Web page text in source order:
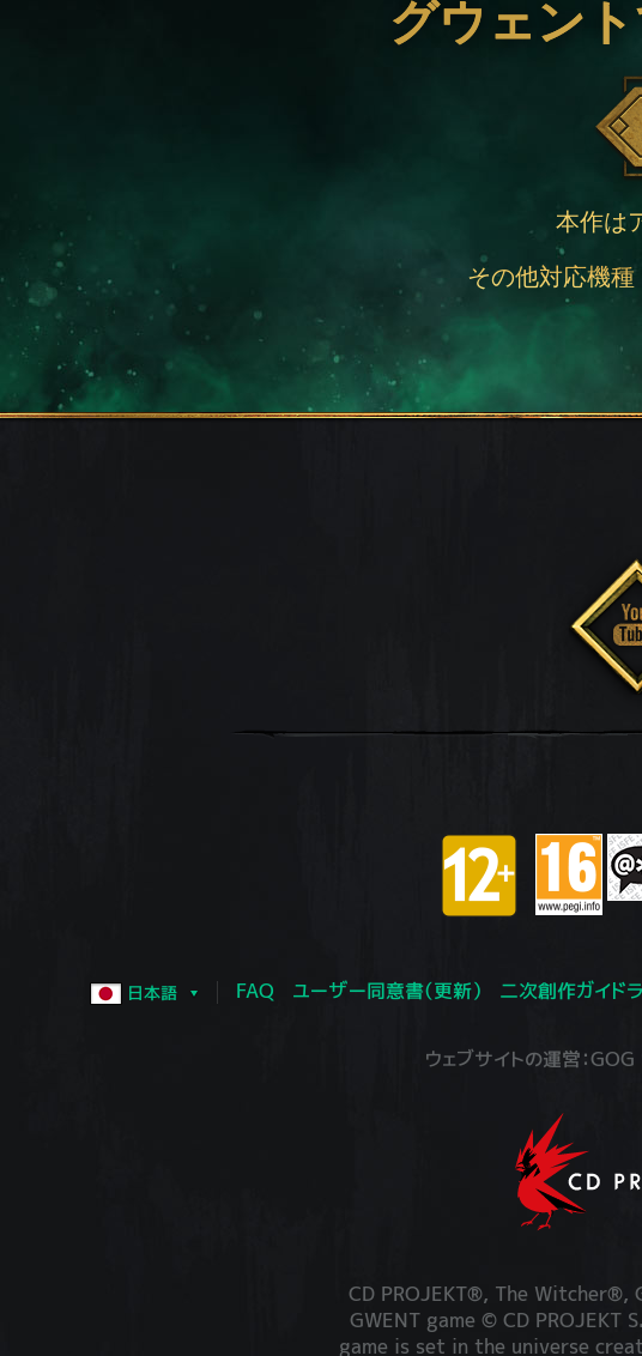
グウェン
本作は
その他対応機種
日本語 FAQ ユーザー同意書（更新） 二次創作ガイド
ウェブサイトの運営：
CD PROJEKT®, The Witcher®,
GWENT game © CD PROJEKT
game is set in the universe